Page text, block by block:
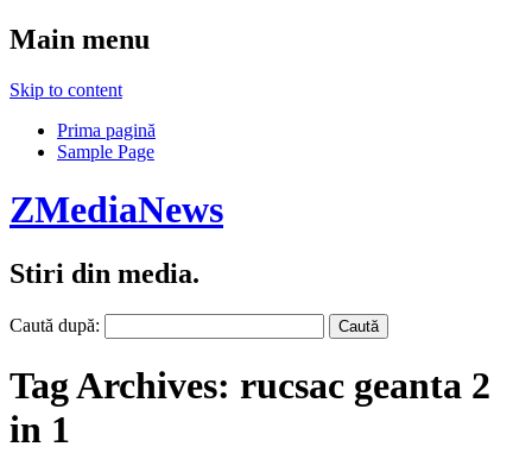
Main menu
Skip to content
Prima pagină
Sample Page
ZMediaNews
Stiri din media.
Caută după:
Tag Archives: rucsac geanta 2
in 1